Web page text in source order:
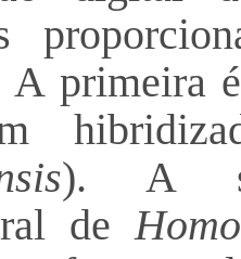
A primeira
). A
de